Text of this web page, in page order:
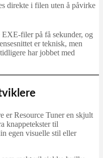
direkte i filen uten å påvirke
EXE-filer på få sekunder, og
er teknisk, men
har jobbet med
er Resource Tuner en skjult
knappetekster til
egen visuelle stil eller